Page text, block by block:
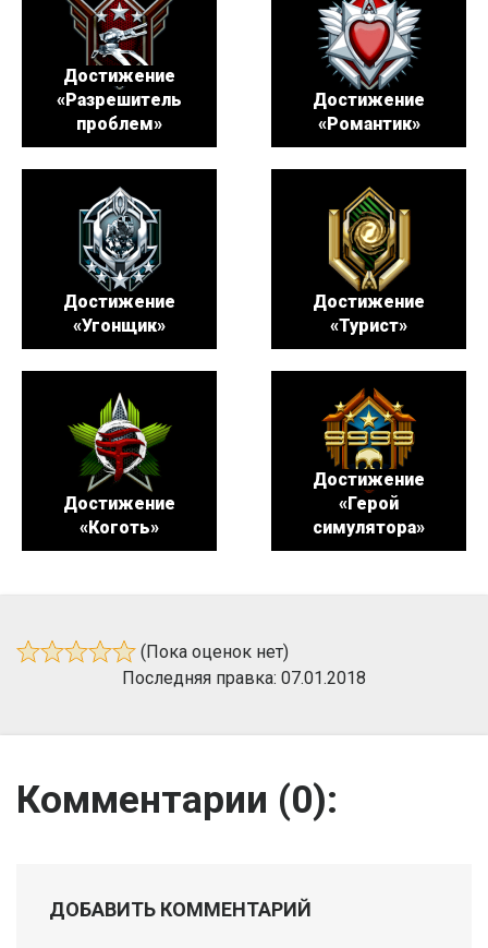
Достижение
«Разрешитель
проблем»
Достижение
«Романтик»
Достижение
«Угонщик»
Достижение
«Турист»
Достижение
«Коготь»
Достижение
«Герой
симулятора»
(Пока оценок нет)
Последняя правка: 07.01.2018
Комментарии (0):
ДОБАВИТЬ КОММЕНТАРИЙ